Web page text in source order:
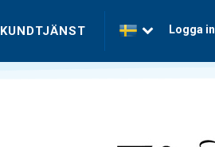
KUNDTJÄNST Logga in